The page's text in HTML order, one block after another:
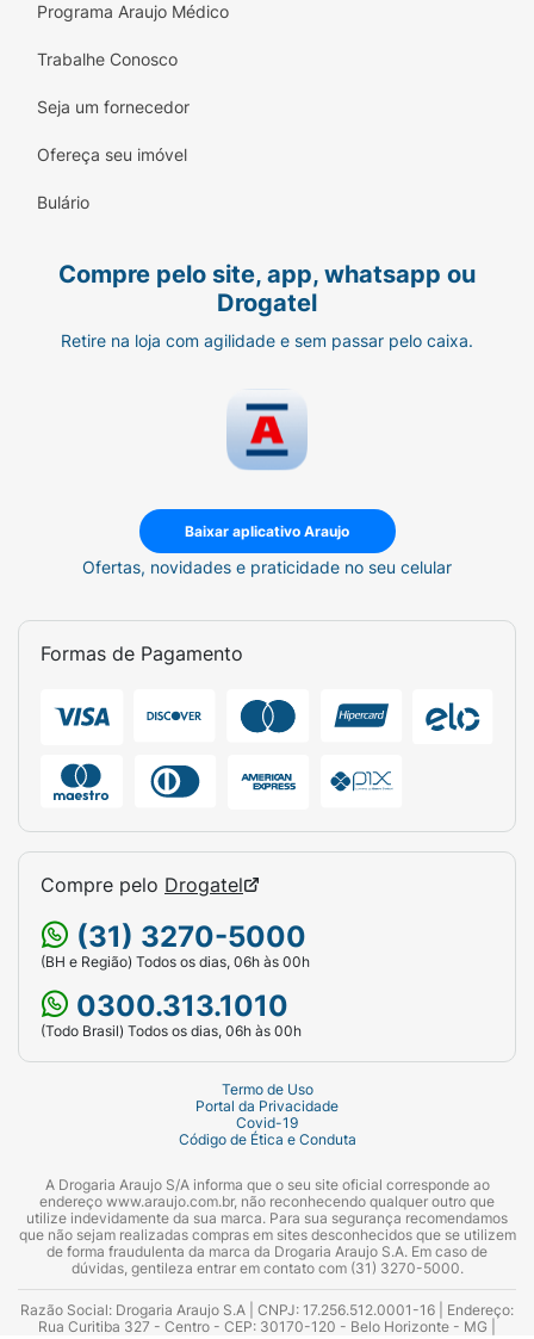
Programa Araujo Médico
Trabalhe Conosco
Seja um fornecedor
Ofereça seu imóvel
Bulário
Compre pelo site, app, whatsapp ou
Drogatel
Retire na loja com agilidade e sem passar pelo caixa.
Baixar aplicativo Araujo
Ofertas, novidades e praticidade no seu celular
Formas de Pagamento
Compre pelo Drogatel
(31) 3270-5000
(BH e Região) Todos os dias, 06h às 00h
0300.313.1010
(Todo Brasil) Todos os dias, 06h às 00h
Termo de Uso
Portal da Privacidade
Covid-19
Código de Ética e Conduta
A Drogaria Araujo S/A informa que o seu site oficial corresponde ao
endereço www.araujo.com.br, não reconhecendo qualquer outro que
utilize indevidamente da sua marca. Para sua segurança recomendamos
que não sejam realizadas compras em sites desconhecidos que se utilizem
de forma fraudulenta da marca da Drogaria Araujo S.A. Em caso de
dúvidas, gentileza entrar em contato com (31) 3270-5000.
Razão Social: Drogaria Araujo S.A | CNPJ: 17.256.512.0001-16 | Endereço:
Rua Curitiba 327 - Centro - CEP: 30170-120 - Belo Horizonte - MG |